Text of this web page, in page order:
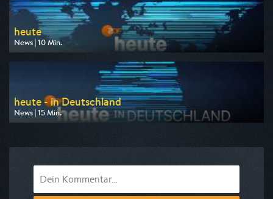
heute
News | 10 Min.
Ausgestrahlt von ZDF
am 10.08.2026, 17:00
heute - in Deutschland
News | 15 Min.
Ausgestrahlt von ZDF